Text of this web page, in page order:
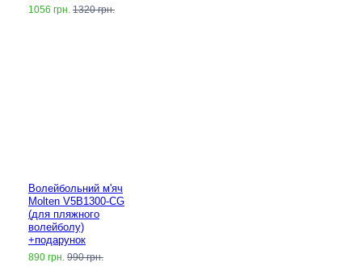
1056 грн. 1320 грн.
Волейбольний м'яч
Molten V5B1300-CG
(для пляжного
волейболу)
+подарунок
890 грн. 990 грн.